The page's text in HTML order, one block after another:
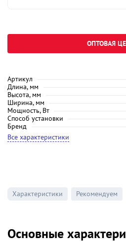
Артикул
Длина, мм
Высота, мм
Ширина, мм
Мощность, Вт
Способ установки
Бренд
Все характеристики
ОПТОВАЯ
Характеристики Рекомендуем
Основные